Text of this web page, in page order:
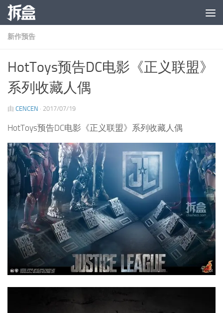
跳至内容
新作预告
HotToys预告DC电影《正义联盟》
系列收藏人偶
由 CENCEN · 2017/07/19
HotToys预告DC电影《正义联盟》系列收藏人偶